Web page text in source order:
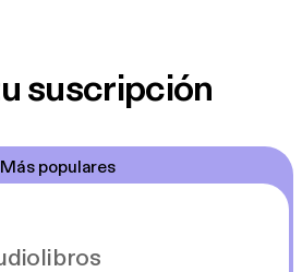
suscripción
Más populares